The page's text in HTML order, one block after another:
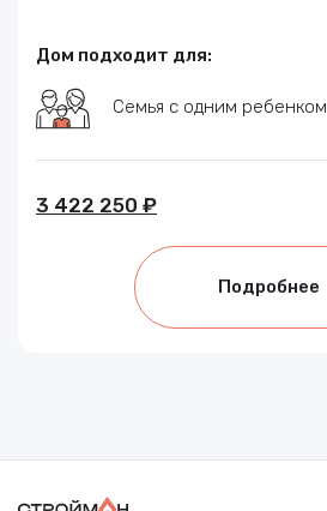
Дом подходит для:
Семья с одним ребенком
3 422 250 ₽
Подробнее